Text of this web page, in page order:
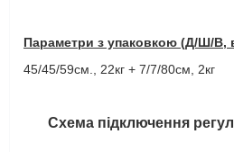
Параметри з упаковкою (Д/Ш/В,
45/45/59см., 22кг + 7/7/80см, 2кг
Схема підключення